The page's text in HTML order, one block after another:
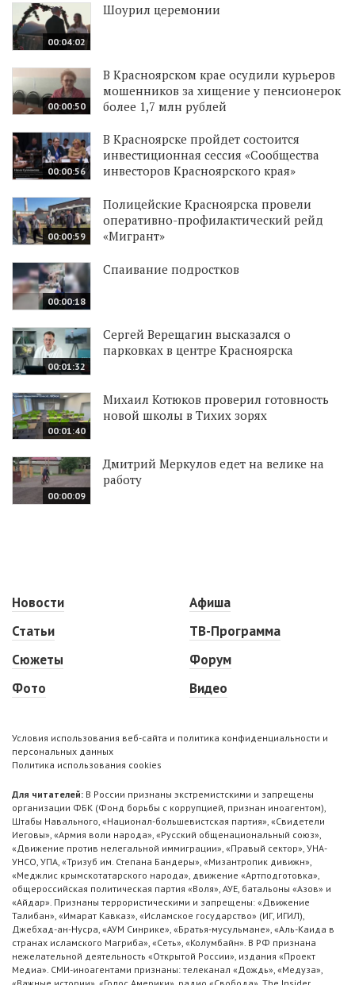
00:04:02
Шоурил церемонии
00:00:50
В Красноярском крае осудили курьеров
мошенников за хищение у пенсионерок
более 1,7 млн рублей
00:00:56
В Красноярске пройдет состоится
инвестиционная сессия «Сообщества
инвесторов Красноярского края»
00:00:59
Полицейские Красноярска провели
оперативно-профилактический рейд
«Мигрант»
00:00:18
Спаивание подростков
00:01:32
Сергей Верещагин высказался о
парковках в центре Красноярска
00:01:40
Михаил Котюков проверил готовность
новой школы в Тихих зорях
00:00:09
Дмитрий Меркулов едет на велике на
работу
Новости
Статьи
Сюжеты
Фото
Афиша
ТВ-Программа
Форум
Видео
Условия использования веб-сайта и политика конфиденциальности и
персональных данных
Политика использования cookies
Для читателей: В России признаны экстремистскими и запрещены
организации ФБК (Фонд борьбы с коррупцией, признан иноагентом),
Штабы Навального, «Национал-большевистская партия», «Свидетели
Иеговы», «Армия воли народа», «Русский общенациональный союз»,
«Движение против нелегальной иммиграции», «Правый сектор», УНА-
УНСО, УПА, «Тризуб им. Степана Бандеры», «Мизантропик дивижн»,
«Меджлис крымскотатарского народа», движение «Артподготовка»,
общероссийская политическая партия «Воля», АУЕ, батальоны «Азов» и
«Айдар». Признаны террористическими и запрещены: «Движение
Талибан», «Имарат Кавказ», «Исламское государство» (ИГ, ИГИЛ),
Джебхад-ан-Нусра, «АУМ Синрике», «Братья-мусульмане», «Аль-Каида в
странах исламского Магриба», «Сеть», «Колумбайн». В РФ признана
нежелательной деятельность «Открытой России», издания «Проект
Медиа». СМИ-иноагентами признаны: телеканал «Дождь», «Медуза»,